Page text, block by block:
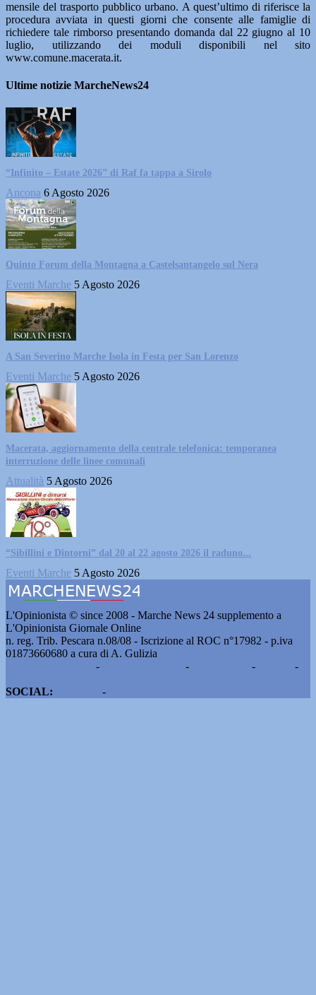
mensile del trasporto pubblico urbano. A quest’ultimo di riferisce la
procedura avviata in questi giorni che consente alle famiglie di
richiedere tale rimborso presentando domanda dal 22 giugno al 10
luglio, utilizzando dei moduli disponibili nel sito
www.comune.macerata.it.
Ultime notizie MarcheNews24
“Infinito – Estate 2026” di Raf fa tappa a Sirolo
Ancona 6 Agosto 2026
Quinto Forum della Montagna a Castelsantangelo sul Nera
Eventi Marche 5 Agosto 2026
A San Severino Marche Isola in Festa per San Lorenzo
Eventi Marche 5 Agosto 2026
Macerata, aggiornamento della centrale telefonica: temporanea
interruzione delle linee comunali
Attualità 5 Agosto 2026
“Sibillini e Dintorni” dal 20 al 22 agosto 2026 il raduno...
Eventi Marche 5 Agosto 2026
L'Opinionista © since 2008 - Marche News 24 supplemento a
L'Opinionista Giornale Online
n. reg. Trib. Pescara n.08/08 - Iscrizione al ROC n°17982 - p.iva
01873660680 a cura di A. Gulizia
- - -
-
SOCIAL:
-